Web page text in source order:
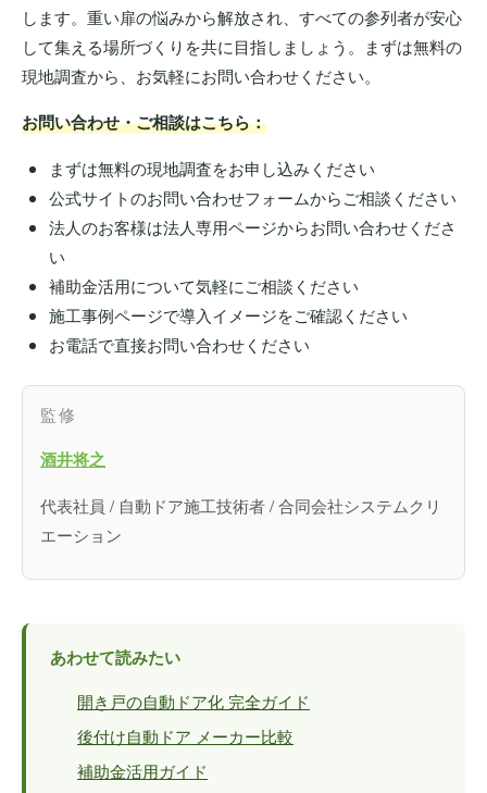
します。重い扉の悩みから解放され、すべての参列者が安心
して集える場所づくりを共に目指しましょう。まずは無料の
現地調査から、お気軽にお問い合わせください。
お問い合わせ・ご相談はこちら：
まずは無料の現地調査をお申し込みください
公式サイトのお問い合わせフォームからご相談ください
法人のお客様は法人専用ページからお問い合わせくださ
い
補助金活用について気軽にご相談ください
施工事例ページで導入イメージをご確認ください
お電話で直接お問い合わせください
監修
酒井将之
代表社員 / 自動ドア施工技術者 / 合同会社システムクリ
エーション
あわせて読みたい
開き戸の自動ドア化 完全ガイド
後付け自動ドア メーカー比較
補助金活用ガイド